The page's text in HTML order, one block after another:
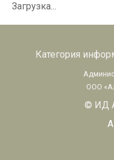
Загрузка...
Категория
ООО
© ИД